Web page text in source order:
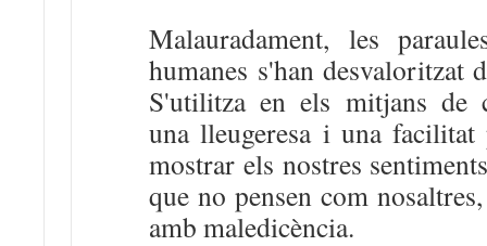
Malauradament, les
humanes s'han desvaloritzat
S'utilitza en els mitjans de
una lleugeresa i una facilitat
mostrar els nostres
que no pensen com
amb maledicència.